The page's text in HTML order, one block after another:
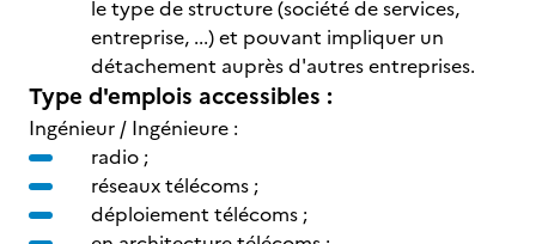
le type de structure (société de services,
entreprise, ...) et pouvant impliquer un
détachement auprès d'autres entreprises.
Type d'emplois accessibles :
Ingénieur / Ingénieure :
radio ;
réseaux télécoms ;
déploiement télécoms ;